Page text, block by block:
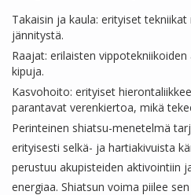
Takaisin ja kaula: erityiset
jännitystä.
Raajat: erilaisten
kipuja.
Kasvohoito: erityiset
parantavat verenkiertoa, mikä
Perinteinen shiatsu-menetelmä
erityisesti selkä- ja hartiakivuista
perustuu akupisteiden aktivointiin
energiaa. Shiatsun voima piilee